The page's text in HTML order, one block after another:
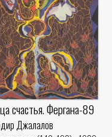
счастья. Фергана-89
Джалалов